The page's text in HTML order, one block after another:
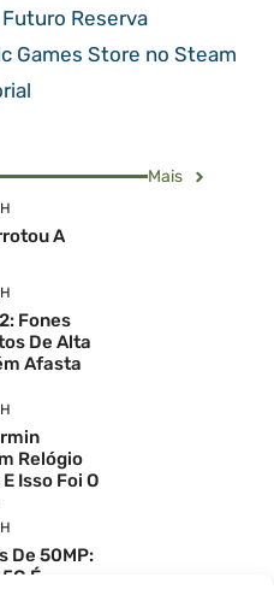
Futuro Reserva
Games Store no Steam
Mais
A
Fones
De Alta
Afasta
Relógio
Isso Foi O
De 50MP:
É